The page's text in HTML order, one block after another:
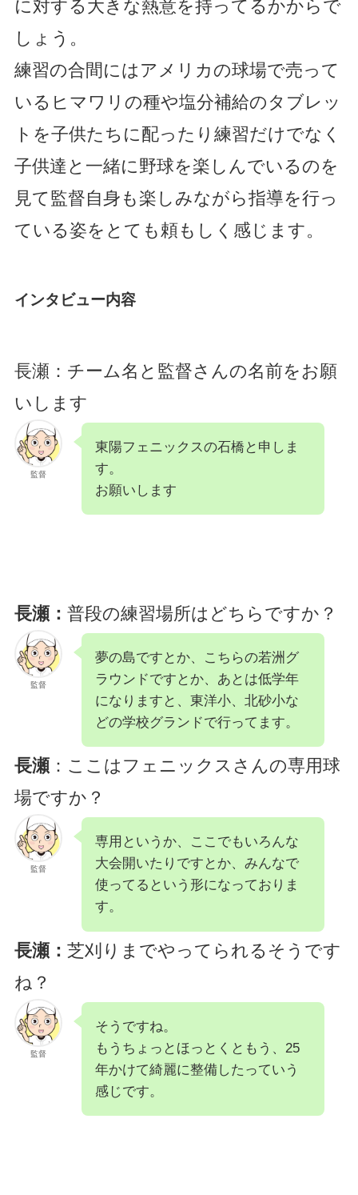
に対する大きな熱意を持ってるかからで
しょう。
練習の合間にはアメリカの球場で売って
いるヒマワリの種や塩分補給のタブレッ
トを子供たちに配ったり練習だけでなく
子供達と一緒に野球を楽しんでいるのを
見て監督自身も楽しみながら指導を行っ
ている姿をとても頼もしく感じます。
インタビュー内容
長瀬：チーム名と監督さんの名前をお願
いします
監督
東陽フェニックスの石橋と申しま
す。
お願いします
長瀬： 普段の練習場所はどちらですか？
監督
夢の島ですとか、こちらの若洲グ
ラウンドですとか、あとは低学年
になりますと、東洋小、北砂小な
どの学校グランドで行ってます。
長瀬：ここはフェニックスさんの専用球
場ですか？
監督
専用というか、ここでもいろんな
大会開いたりですとか、みんなで
使ってるという形になっておりま
す。
長瀬： 芝刈りまでやってられるそうです
ね？
監督
そうですね。
もうちょっとほっとくともう、25
年かけて綺麗に整備したっていう
感じです。